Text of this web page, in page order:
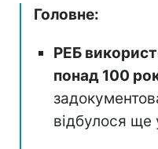
Головне:
РЕБ
понад 100
відбулося ще